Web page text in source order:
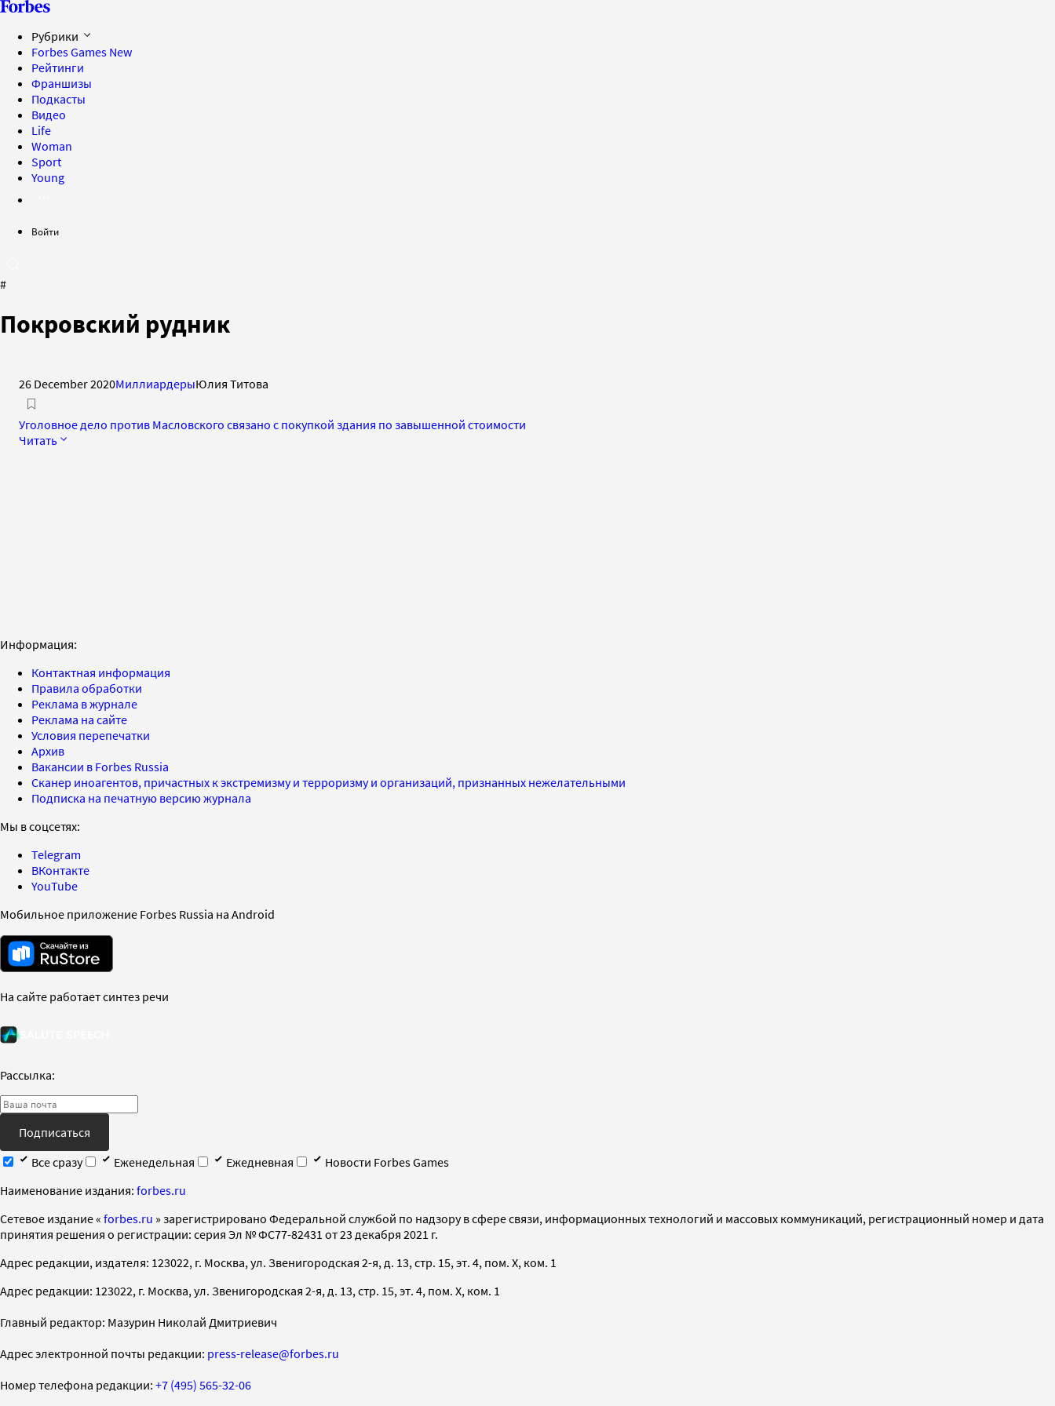
Рубрики
Forbes Games New
Рейтинги
Франшизы
Подкасты
Видео
Life
Woman
Sport
Young
Войти
#
Покровский рудник
26 December 2020МиллиардерыЮлия Титова
Уголовное дело против Масловского связано с покупкой здания по завышенной стоимости
Читать
Информация:
Контактная информация
Правила обработки
Реклама в журнале
Реклама на сайте
Условия перепечатки
Архив
Вакансии в Forbes Russia
Сканер иноагентов, причастных к экстремизму и терроризму и организаций, признанных нежелательными
Подписка на печатную версию журнала
Мы в соцсетях:
Telegram
ВКонтакте
YouTube
Мобильное приложение Forbes Russia на Android
На сайте работает синтез речи
Рассылка:
Подписаться
Все сразу
Еженедельная Ежедневная
Новости Forbes Games
Наименование издания: forbes.ru
Cетевое издание « forbes.ru » зарегистрировано Федеральной службой по надзору в сфере связи, информационных технологий и массовых коммуникаций, регистрационный номер и дата
принятия решения о регистрации: серия Эл № ФС77-82431 от 23 декабря 2021 г.
Адрес редакции, издателя: 123022, г. Москва, ул. Звенигородская 2-я, д. 13, стр. 15, эт. 4, пом. X, ком. 1
Адрес редакции: 123022, г. Москва, ул. Звенигородская 2-я, д. 13, стр. 15, эт. 4, пом. X, ком. 1
Главный редактор: Мазурин Николай Дмитриевич
Адрес электронной почты редакции: press-release@forbes.ru
Номер телефона редакции: +7 (495) 565-32-06